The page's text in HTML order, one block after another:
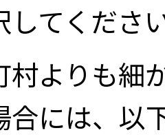
してくださ
村よりも細
合には、以